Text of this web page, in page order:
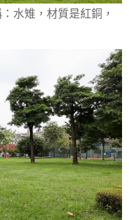
水雉，材質是紅銅，